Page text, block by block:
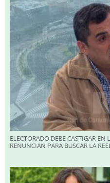
ELECTORADO DEBE CASTIGAR
RENUNCIAN PARA BUSCAR LA